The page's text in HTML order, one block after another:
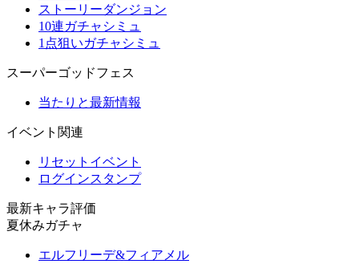
ストーリーダンジョン
10連ガチャシミュ
1点狙いガチャシミュ
スーパーゴッドフェス
当たりと最新情報
イベント関連
リセットイベント
ログインスタンプ
最新キャラ評価
夏休みガチャ
エルフリーデ&フィアメル